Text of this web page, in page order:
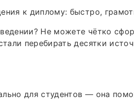
к диплому: быстро,
Не можете чётко
перебирать десятки
для студентов — она